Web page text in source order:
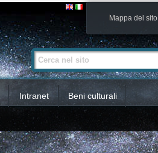
Mappa del sito
Cerca nel sito
Ricerca
avanzata…
Intranet Beni culturali